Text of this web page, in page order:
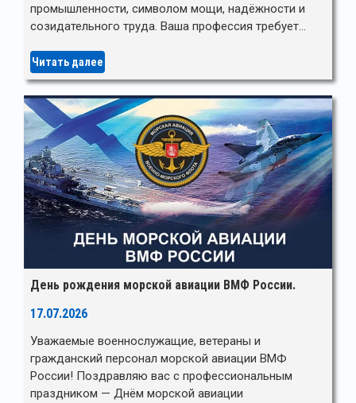
промышленности, символом мощи, надёжности и
созидательного труда. Ваша профессия требует…
Читать далее
День рождения морской авиации ВМФ России.
17.07.2026
Уважаемые военнослужащие, ветераны и
гражданский персонал морской авиации ВМФ
России! Поздравляю вас с профессиональным
праздником — Днём морской авиации